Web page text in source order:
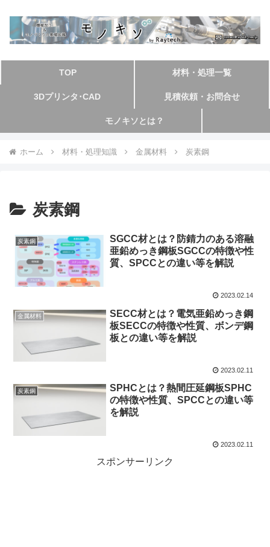
TOP 材料・処理一覧
3Dプリンタ･CAD 見積依頼・お問合せ
モノキソとは？
ホーム 材料・処理知識 金属材料 炭素鋼
炭素鋼
炭素鋼
SGCC材とは？防錆力のある溶融
亜鉛めっき鋼板SGCCの特徴や性
質、SPCCとの違い等を解説
2023.02.14
金属材料
SECC材とは？電気亜鉛めっき鋼
板SECCの特徴や性質、ボンデ鋼
板との違い等を解説
2023.02.11
炭素鋼
SPHCとは？熱間圧延鋼板SPHC
の特徴や性質、SPCCとの違い等
を解説
2023.02.11
スポンサーリンク